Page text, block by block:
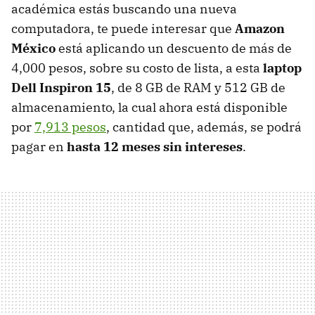
académica estás buscando una nueva
computadora, te puede interesar que Amazon
Méxicoestá aplicando un descuento de más de
4,000 pesos, sobre su costo de lista, a esta laptop
Dell Inspiron 15, de 8 GB de RAM y 512 GB de
almacenamiento, la cual ahora está disponible
por 7,913 pesos, cantidad que, además, se podrá
pagar en hasta 12 meses sin intereses.